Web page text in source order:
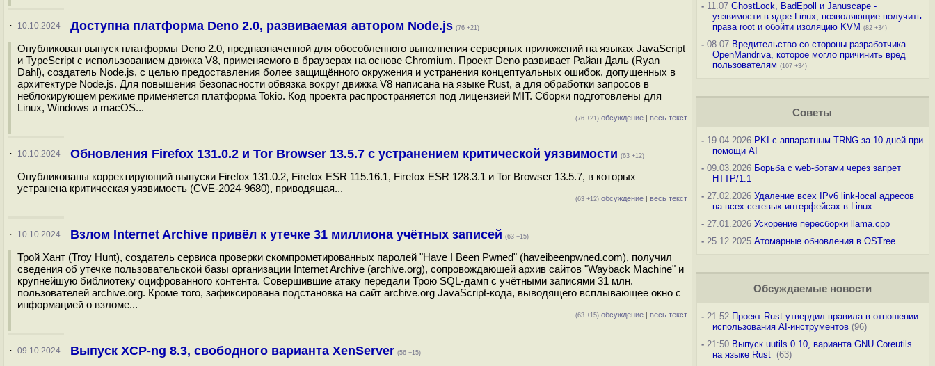
· 10.10.2024 Доступна платформа Deno 2.0, развиваемая автором Node.js (76 +21)
Опубликован выпуск платформы Deno 2.0, предназначенной для обособленного выполнения серверных приложений на языках JavaScript
и TypeScript с использованием движка V8, применяемого в браузерах на основе Chromium. Проект Deno развивает Райан Даль (Ryan
Dahl), создатель Node.js, с целью предоставления более защищённого окружения и устранения концептуальных ошибок, допущенных в
архитектуре Node.js. Для повышения безопасности обвязка вокруг движка V8 написана на языке Rust, а для обработки запросов в
неблокирующем режиме применяется платформа Tokio. Код проекта распространяется под лицензией MIT. Сборки подготовлены для
Linux, Windows и macOS...
(76 +21) обсуждение | весь текст
· 10.10.2024 Обновления Firefox 131.0.2 и Tor Browser 13.5.7 с устранением критической уязвимости (63 +12)
Опубликованы корректирующий выпуски Firefox 131.0.2, Firefox ESR 115.16.1, Firefox ESR 128.3.1 и Tor Browser 13.5.7, в которых
устранена критическая уязвимость (CVE-2024-9680), приводящая...
(63 +12) обсуждение | весь текст
· 10.10.2024 Взлом Internet Archive привёл к утечке 31 миллиона учётных записей (63 +15)
Трой Хант (Troy Hunt), создатель сервиса проверки скомпрометированных паролей "Have I Been Pwned" (haveibeenpwned.com), получил
сведения об утечке пользовательской базы организации Internet Archive (archive.org), сопровождающей архив сайтов "Wayback Machine" и
крупнейшую библиотеку оцифрованного контента. Совершившие атаку передали Трою SQL-дамп с учётными записями 31 млн.
пользователей archive.org. Кроме того, зафиксирована подстановка на сайт archive.org JavaScript-кода, выводящего всплывающее окно с
информацией о взломе...
(63 +15) обсуждение | весь текст
· 09.10.2024 Выпуск XCP-ng 8.3, свободного варианта XenServer (56 +15)
-11.07 GhostLock, BadEpoll и Januscape -
уязвимости в ядре Linux, позволяющие получить
права root и обойти изоляцию KVM (82 +34)
-08.07 Вредительство со стороны разработчика
OpenMandriva, которое могло причинить вред
пользователям (107 +34)
Советы
-19.04.2026 PKI с аппаратным TRNG за 10 дней при
помощи AI
-09.03.2026 Борьба с web-ботами через запрет
HTTP/1.1
-27.02.2026 Удаление всех IPv6 link-local адресов
на всех сетевых интерфейсах в Linux
-27.01.2026 Ускорение пересборки llama.cpp
-25.12.2025 Атомарные обновления в OSTree
Обсуждаемые новости
-21:52 Проект Rust утвердил правила в отношении
использования AI-инструментов(96)
-21:50 Выпуск uutils 0.10, варианта GNU Coreutils
на языке Rust (63)